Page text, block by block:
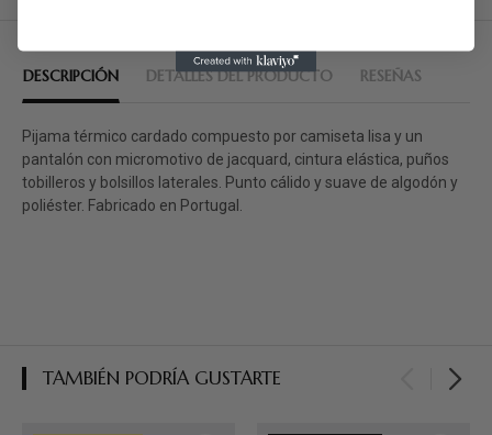
DESCRIPCIÓN DETALLES DEL PRODUCTO RESEÑAS
Pijama térmico cardado compuesto por camiseta lisa y un
pantalón con micromotivo de jacquard, cintura elástica, puños
tobilleros y bolsillos laterales. Punto cálido y suave de algodón y
poliéster. Fabricado en Portugal.
TAMBIÉN PODRÍA GUSTARTE